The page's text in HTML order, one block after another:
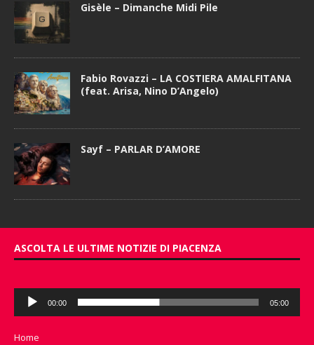
Gisèle – Dimanche Midi Pile
Fabio Rovazzi – LA COSTIERA AMALFITANA
(feat. Arisa, Nino D’Angelo)
Sayf – PARLAR D’AMORE
ASCOLTA LE ULTIME NOTIZIE DI PIACENZA
Audio
Player
00:00 05:00
Home